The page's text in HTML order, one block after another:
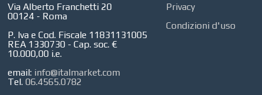
STUDIO MICCI
Commercialista e
Revisore dei Conti a
Roma
AZIENDA AGRICOLA DI
COLA
Via Alberto Franchetti 20
00124 - Roma
P. Iva e Cod. Fiscale 11831131005
REA 1330730 - Cap. soc. €
10.000,00 i.e.
email: info@italmarket.com
Tel.06.4565.0782
Privacy
Condizioni d'uso